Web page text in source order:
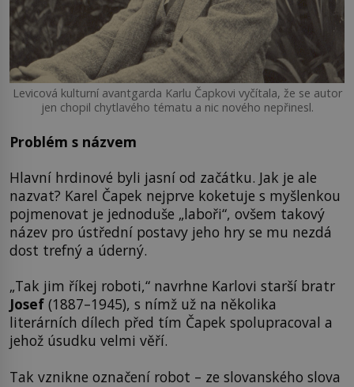
Levicová kulturní avantgarda Karlu Čapkovi vyčítala, že se autor
jen chopil chytlavého tématu a nic nového nepřinesl.
Problém s názvem
Hlavní hrdinové byli jasní od začátku. Jak je ale
nazvat? Karel Čapek nejprve koketuje s myšlenkou
pojmenovat je jednoduše „laboři“, ovšem takový
název pro ústřední postavy jeho hry se mu nezdá
dost trefný a úderný.
„Tak jim říkej roboti,“ navrhne Karlovi starší bratr
Josef (1887–1945), s nímž už na několika
literárních dílech před tím Čapek spolupracoval a
jehož úsudku velmi věří.
Tak vznikne označení robot – ze slovanského slova